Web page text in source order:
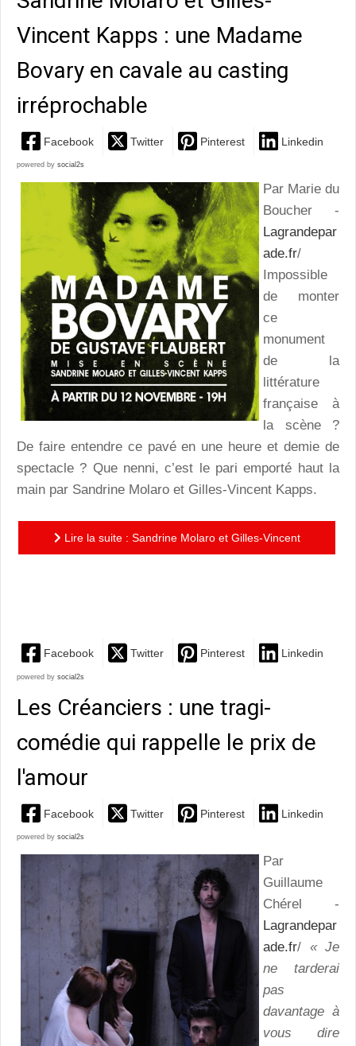
Vincent Kapps : une Madame
Bovary en cavale au casting
irréprochable
Facebook Twitter Pinterest Linkedin
powered by social2s
Par Marie du
Boucher -
Lagrandepar
ade.fr/
Impossible
de monter
ce
monument
de la
littérature
française à
la scène ?
De faire entendre ce pavé en une heure et demie de
spectacle ? Que nenni, c’est le pari emporté haut la
main par Sandrine Molaro et Gilles-Vincent Kapps.
Lire la suite : Sandrine Molaro et Gilles-Vincent
Facebook Twitter Pinterest Linkedin
powered by social2s
Les Créanciers : une tragi-
comédie qui rappelle le prix de
l'amour
Facebook Twitter Pinterest Linkedin
powered by social2s
Par
Guillaume
Chérel -
Lagrandepar
ade.fr/ « Je
ne tarderai
pas
davantage à
vous dire